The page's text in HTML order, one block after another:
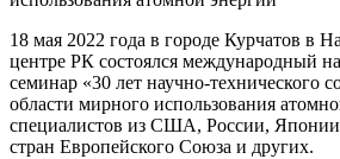
18 мая 2022 года в городе Курчатов в
центре РК состоялся международный
семинар «30 лет научно-технического
области мирного использования
специалистов из США, России,
стран Европейского Союза и других.